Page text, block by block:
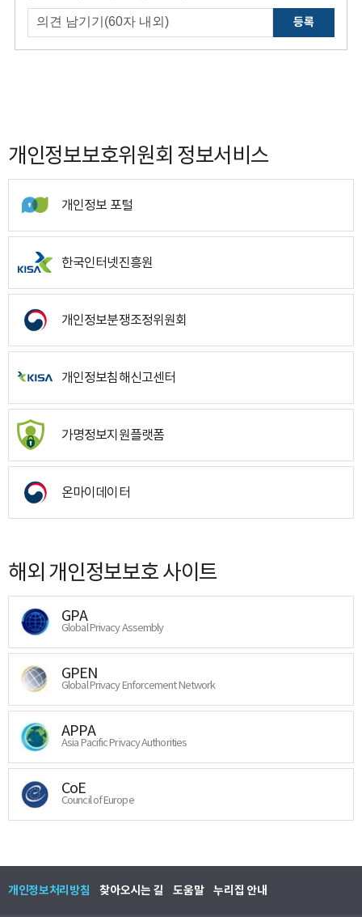
등록
개인정보보호위원회 정보서비스
개인정보 포털
한국인터넷진흥원
개인정보분쟁조정위원회
개인정보침해신고센터
가명정보지원플랫폼
온마이데이터
해외 개인정보보호 사이트
GPA
Global Privacy Assembly
GPEN
Global Privacy Enforcement Network
APPA
Asia Pacific Privacy Authorities
CoE
Council of Europe
개인정보처리방침 찾아오시는 길 도움말 누리집 안내